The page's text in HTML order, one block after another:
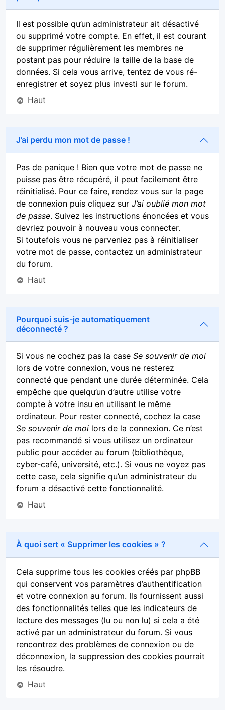
Il est possible qu’un administrateur ait désactivé
ou supprimé votre compte. En effet, il est courant
de supprimer régulièrement les membres ne
postant pas pour réduire la taille de la base de
données. Si cela vous arrive, tentez de vous ré-
enregistrer et soyez plus investi sur le forum.
Haut
J’ai perdu mon mot de passe !
Pas de panique ! Bien que votre mot de passe ne
puisse pas être récupéré, il peut facilement être
réinitialisé. Pour ce faire, rendez vous sur la page
de connexion puis cliquez sur J’ai oublié mon mot
de passe. Suivez les instructions énoncées et vous
devriez pouvoir à nouveau vous connecter.
Si toutefois vous ne parveniez pas à réinitialiser
votre mot de passe, contactez un administrateur
du forum.
Haut
Pourquoi suis-je automatiquement
déconnecté ?
Si vous ne cochez pas la case Se souvenir de moi
lors de votre connexion, vous ne resterez
connecté que pendant une durée déterminée. Cela
empêche que quelqu’un d’autre utilise votre
compte à votre insu en utilisant le même
ordinateur. Pour rester connecté, cochez la case
Se souvenir de moi lors de la connexion. Ce n’est
pas recommandé si vous utilisez un ordinateur
public pour accéder au forum (bibliothèque,
cyber-café, université, etc.). Si vous ne voyez pas
cette case, cela signifie qu’un administrateur du
forum a désactivé cette fonctionnalité.
Haut
À quoi sert « Supprimer les cookies » ?
Cela supprime tous les cookies créés par phpBB
qui conservent vos paramètres d’authentification
et votre connexion au forum. Ils fournissent aussi
des fonctionnalités telles que les indicateurs de
lecture des messages (lu ou non lu) si cela a été
activé par un administrateur du forum. Si vous
rencontrez des problèmes de connexion ou de
déconnexion, la suppression des cookies pourrait
les résoudre.
Haut